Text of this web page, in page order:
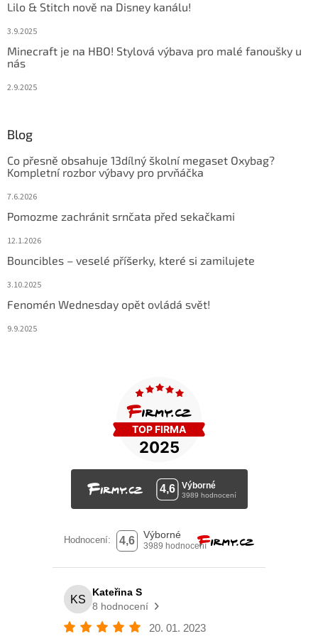
Lilo & Stitch nově na Disney kanálu!
3.9.2025
Minecraft je na HBO! Stylová výbava pro malé fanoušky u
nás
2.9.2025
Blog
Co přesně obsahuje 13dílný školní megaset Oxybag?
Kompletní rozbor výbavy pro prvňáčka
7.6.2026
Pomozme zachránit srnčata před sekačkami
12.1.2026
Bouncibles – veselé příšerky, které si zamilujete
3.10.2025
Fenomén Wednesday opět ovládá svět!
9.9.2025